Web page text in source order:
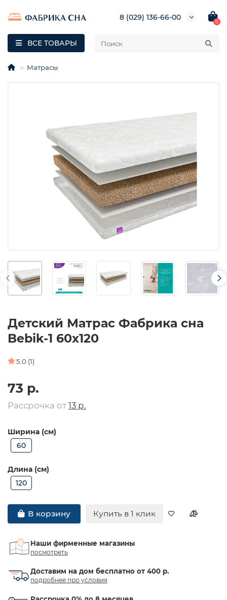
8 (029) 136-66-00
0
ВСЕ ТОВАРЫ
Матрасы
Детский Матрас Фабрика сна
Bebik-1 60х120
5.0 (1)
73 р.
Рассрочка от 13 р.
Ширина (см)
60
Длина (см)
120
В корзину Купить в 1 клик
Наши фирменные магазины
посмотреть
Доставим на дом бесплатно от 400 р.
подробнее про условия